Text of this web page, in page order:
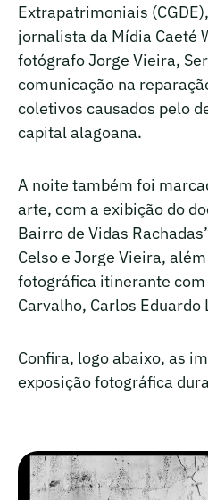
Extrapatrimoniais
jornalista da Mídia Caeté
fotógrafo Jorge Vieira,
comunicação na
coletivos causados pelo
capital alagoana.
A noite também foi
arte, com a exibição do
Bairro de Vidas
Celso e Jorge Vieira,
fotográfica itinerante
Carvalho, Carlos Eduardo
Confira, logo abaixo, as
exposição fotográfica